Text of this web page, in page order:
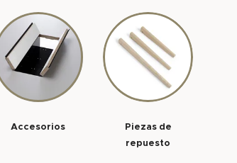
Accesorios
Piezas de
repuesto